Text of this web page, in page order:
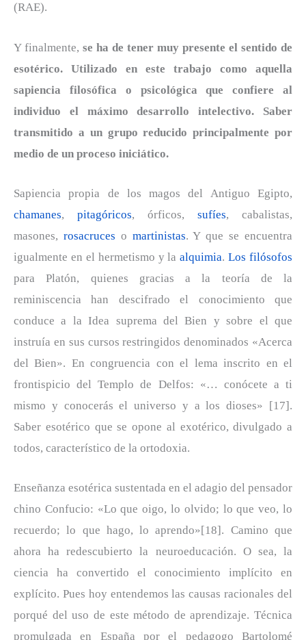
(RAE).
Y finalmente, se ha de tener muy presente el sentido de
esotérico. Utilizado en este trabajo como aquella
sapiencia filosófica o psicológica que confiere al
individuo el máximo desarrollo intelectivo. Saber
transmitido a un grupo reducido principalmente por
medio de un proceso iniciático.
Sapiencia propia de los magos del Antiguo Egipto,
chamanes, pitagóricos, órficos, sufíes, cabalistas,
masones, rosacruces o martinistas. Y que se encuentra
igualmente en el hermetismo y laalquimia.Los filósofos
para Platón, quienes gracias a la teoría de la
reminiscencia han descifrado el conocimiento que
conduce a la Idea suprema del Bien y sobre el que
instruía en sus cursos restringidos denominados «Acerca
del Bien». En congruencia con el lema inscrito en el
frontispicio del Templo de Delfos: «… conócete a ti
mismo y conocerás el universo y a los dioses» [17].
Saber esotérico que se opone al exotérico, divulgado a
todos, característico de la ortodoxia.
Enseñanza esotérica sustentada en el adagio del pensador
chino Confucio: «Lo que oigo, lo olvido; lo que veo, lo
recuerdo; lo que hago, lo aprendo»[18]. Camino que
ahora ha redescubierto la neuroeducación. O sea, la
ciencia ha convertido el conocimiento implícito en
explícito. Pues hoy entendemos las causas racionales del
porqué del uso de este método de aprendizaje. Técnica
promulgada en España por el pedagogo Bartolomé